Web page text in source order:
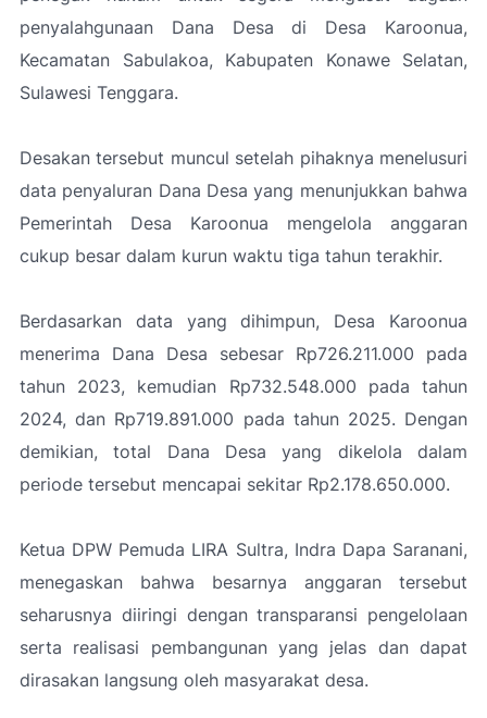
penyalahgunaan Dana Desa di Desa Karoonua,
Kecamatan Sabulakoa, Kabupaten Konawe Selatan,
Sulawesi Tenggara.
Desakan tersebut muncul setelah pihaknya menelusuri
data penyaluran Dana Desa yang menunjukkan bahwa
Pemerintah Desa Karoonua mengelola anggaran
cukup besar dalam kurun waktu tiga tahun terakhir.
Berdasarkan data yang dihimpun, Desa Karoonua
menerima Dana Desa sebesar Rp726.211.000 pada
tahun 2023, kemudian Rp732.548.000 pada tahun
2024, dan Rp719.891.000 pada tahun 2025. Dengan
demikian, total Dana Desa yang dikelola dalam
periode tersebut mencapai sekitar Rp2.178.650.000.
Ketua DPW Pemuda LIRA Sultra, Indra Dapa Saranani,
menegaskan bahwa besarnya anggaran tersebut
seharusnya diiringi dengan transparansi pengelolaan
serta realisasi pembangunan yang jelas dan dapat
dirasakan langsung oleh masyarakat desa.